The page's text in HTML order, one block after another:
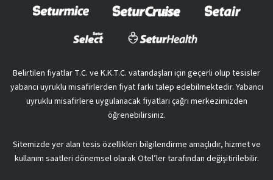
Belirtilen fiyatlar T.C. ve K.K.T.C. vatandaşları için geçerli olup tesisler
yabancı uyruklu misafirlerden fiyat farkı talep edebilmektedir. Yabancı
uyruklu misafirlere uygulanacak fiyatları çağrı merkezimizden
öğrenebilirsiniz.
Sitemizde yer alan tesis özellikleri bilgilendirme amaçlıdır, hizmet ve
kullanım saatleri dönemsel olarak Otel’ler tarafından değişitirilebilir.